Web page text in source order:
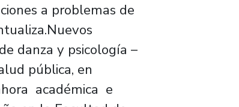
a problemas de
danza y psicología –
pública, en
académica e